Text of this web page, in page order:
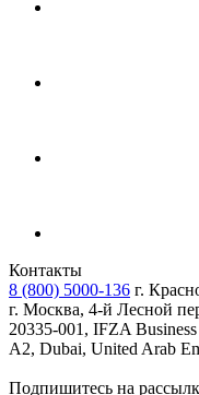
Контакты
8 (800) 5000-136 г.
г. Москва, 4-й Лесной
20335-001, IFZA
A2, Dubai, United Arab
Подпишитесь на